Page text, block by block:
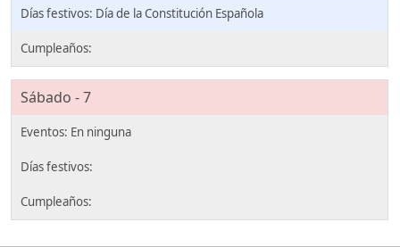
Día de la Constitución Española
Sábado - 7